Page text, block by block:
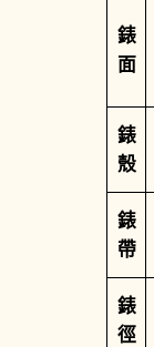
錶
面
錶
殼
錶
帶
錶
徑